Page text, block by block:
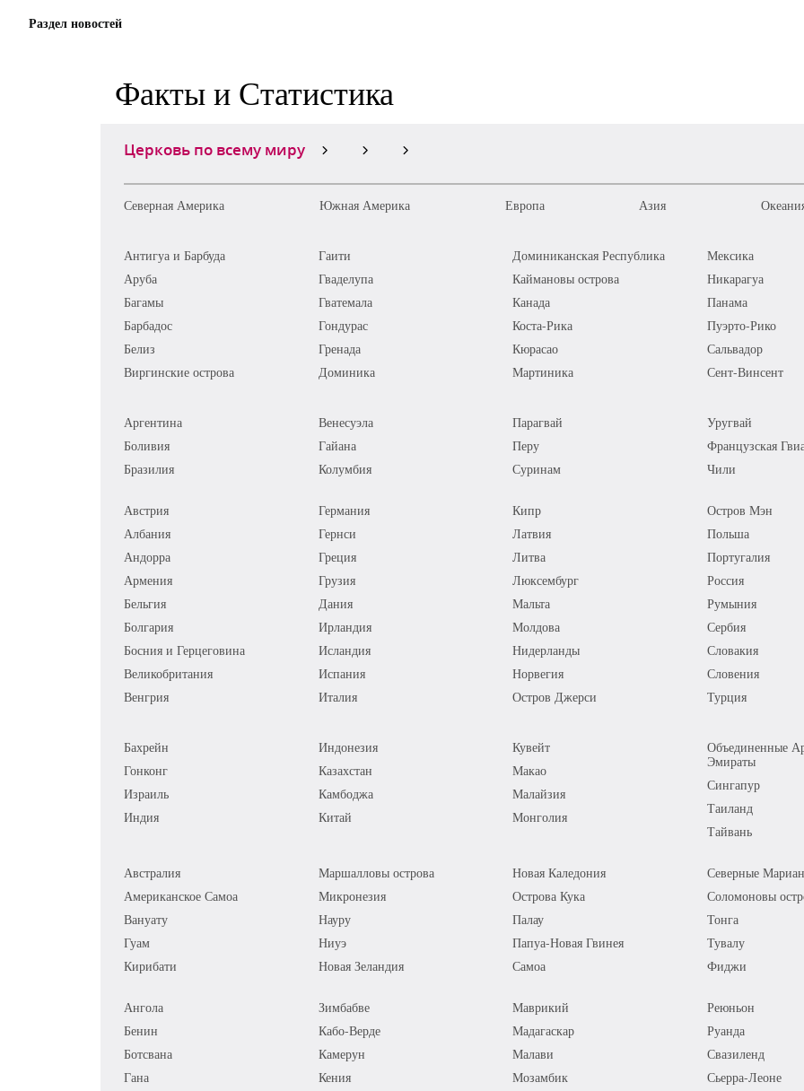
Раздел новостей
Факты и Статистика
Церковь по всему миру
Северная Америка Южная Америка Европа Азия
Антигуа и Барбуда
Аруба
Багамы
Барбадос
Белиз
Виргинские острова
Гаити
Гваделупа
Гватемала
Гондурас
Гренада
Доминика
Доминиканская Республика
Каймановы острова
Канада
Коста-Рика
Кюрасао
Мартиника
Мексика
Никарагуа
Панама
Пуэрто-Рико
Сальвадор
Сент-Винсент
Аргентина
Боливия
Бразилия
Венесуэла
Гайана
Колумбия
Парагвай
Перу
Суринам
Уругвай
Французская
Чили
Австрия
Албания
Андорра
Армения
Бельгия
Болгария
Босния и Герцеговина
Великобритания
Венгрия
Германия
Гернси
Греция
Грузия
Дания
Ирландия
Исландия
Испания
Италия
Кипр
Латвия
Литва
Люксембург
Мальта
Молдова
Нидерланды
Норвегия
Остров Джерси
Остров Мэн
Польша
Португалия
Россия
Румыния
Сербия
Словакия
Словения
Турция
Бахрейн
Гонконг
Израиль
Индия
Индонезия
Казахстан
Камбоджа
Китай
Кувейт
Макао
Малайзия
Монголия
Объединенные
Эмираты
Сингапур
Таиланд
Тайвань
Австралия
Американское Самоа
Вануату
Гуам
Кирибати
Маршалловы острова
Микронезия
Науру
Ниуэ
Новая Зеландия
Новая Каледония
Острова Кука
Палау
Папуа-Новая Гвинея
Самоа
Северные
Соломоновы
Тонга
Тувалу
Фиджи
Ангола
Бенин
Ботсвана
Гана
Зимбабве
Кабо-Верде
Камерун
Кения
Маврикий
Мадагаскар
Малави
Мозамбик
Реюньон
Руанда
Свазиленд
Сьерра-Леоне